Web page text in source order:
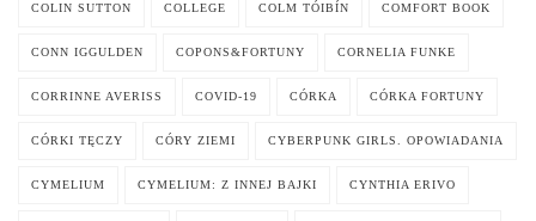
COLIN SUTTON COLLEGE COLM TÓIBÍN COMFORT BOOK
CONN IGGULDEN COPONS&FORTUNY CORNELIA FUNKE
CORRINNE AVERISS COVID-19 CÓRKA CÓRKA FORTUNY
CÓRKI TĘCZY CÓRY ZIEMI CYBERPUNK GIRLS. OPOWIADANIA
CYMELIUM CYMELIUM: Z INNEJ BAJKI CYNTHIA ERIVO